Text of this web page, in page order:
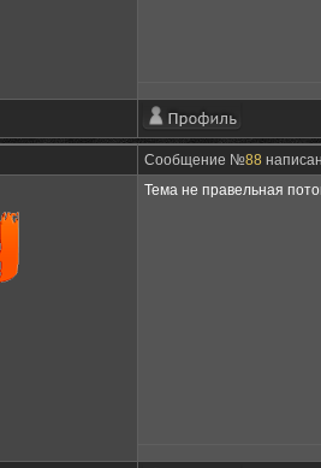
Сообщение №88
Тема не правельная